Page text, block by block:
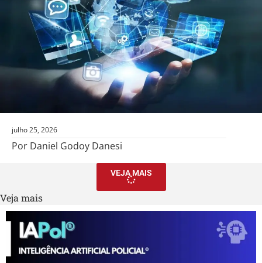
julho 25, 2026
Por Daniel Godoy Danesi
VEJA MAIS
Veja mais